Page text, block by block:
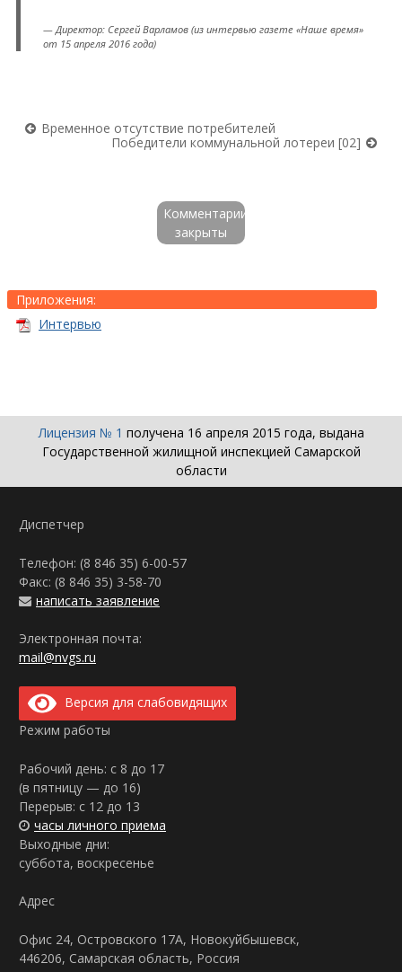
Директор: Сергей Варламов (из интервью газете «Наше время»
от 15 апреля 2016 года)
Временное отсутствие потре­бителей
Победители комму­нальной лотереи [02]
Комментарии
закрыты
Прило­жения:
Интервью
Лицензия № 1 получена 16 апреля 2015 года, выдана
Государственной жилищной инспекцией Самарской
области
Диспетчер
Телефон: (8 846 35) 6-00-57
Факс: (8 846 35) 3-58-70
написать заявление
Электронная почта:
mail@nvgs.ru
Версия для слабовидящих
Режим работы
Рабочий день: с 8 до 17
(в пятницу — до 16)
Перерыв: с 12 до 13
часы личного приема
Выходные дни:
суббота, воскресенье
Адрес
Офис 24, Островского 17А, Новокуйбышевск,
446206, Самарская область, Россия